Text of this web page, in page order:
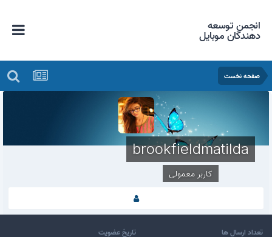
انجمن توسعه
دهندگان موبایل
صفحه نخست
brookfieldmatilda
کاربر معمولی
تعداد ارسال ها تاریخ عضویت